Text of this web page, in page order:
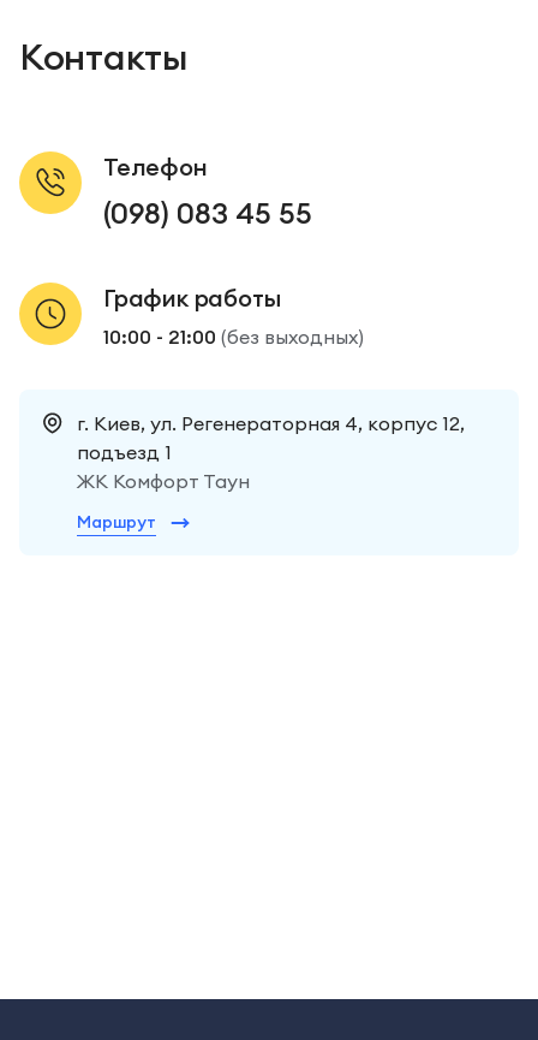
Контакты
Телефон
(098) 083 45 55
График работы
10:00 - 21:00 (без выходных)
г. Киев, ул. Регенераторная 4, корпус 12,
подъезд 1
ЖК Комфорт Таун
Маршрут